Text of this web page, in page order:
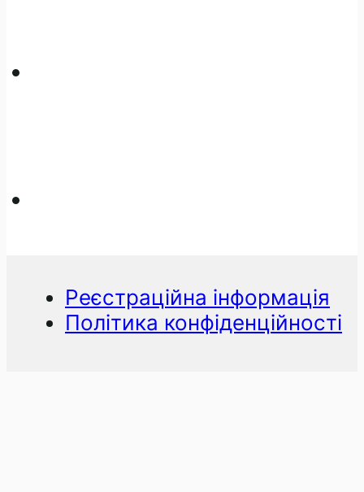
Реєстраційна інформація
Політика конфіденційності